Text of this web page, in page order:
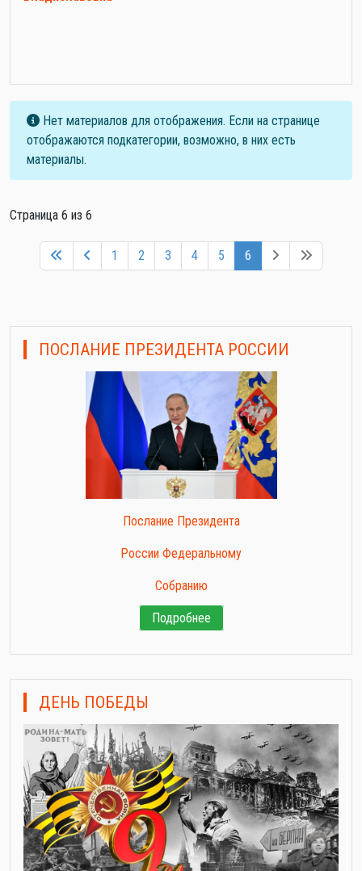
Информация
Нет материалов для отображения. Если на странице
отображаются подкатегории, возможно, в них есть
материалы.
Страница 6 из 6
1 2 3 4 5 6
ПОСЛАНИЕ ПРЕЗИДЕНТА РОССИИ
Послание Президента
России Федеральному
Собранию
Подробнее
ДЕНЬ ПОБЕДЫ